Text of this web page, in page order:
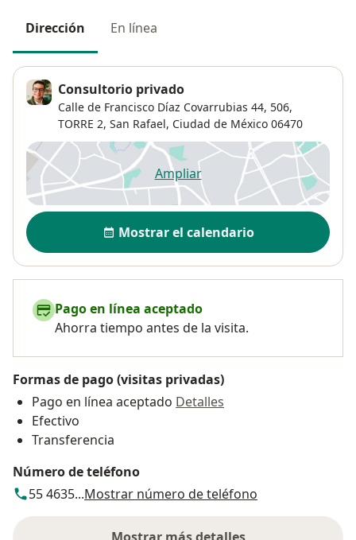
Dirección En línea
Consultorio privado
Calle de Francisco Díaz Covarrubias 44, 506,
TORRE 2, San Rafael, Ciudad de México 06470
Ampliarse abre en una nueva
Disponibilidad
Mostrar el calendario
Pago en línea aceptado
Ahorra tiempo antes de la visita.
Formas de pago (visitas privadas)
Pago en línea aceptado Detalles
Efectivo
Transferencia
Número de teléfono
55 4635...Mostrar número de teléfono